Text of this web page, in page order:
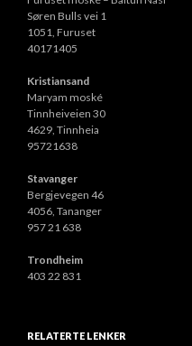
Søren Bulls vei 1
1051, Furuset
40171405
Kristiansand
Maryam moské
Tinnheiveien 30
4629, Tinnheia
95721638
Stavanger
Bergjevegen 46
4056, Tananger
957 21 638
Trondheim
403 22 831
RELATERTE LENKER